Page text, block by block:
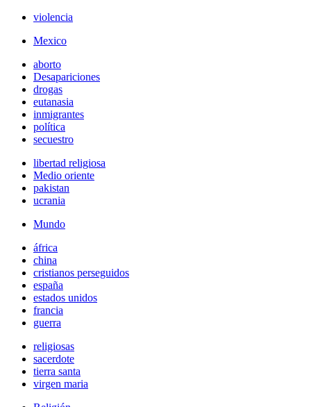
violencia
Mexico
aborto
Desapariciones
drogas
eutanasia
inmigrantes
política
secuestro
libertad religiosa
Medio oriente
pakistan
ucrania
Mundo
áfrica
china
cristianos perseguidos
españa
estados unidos
francia
guerra
religiosas
sacerdote
tierra santa
virgen maria